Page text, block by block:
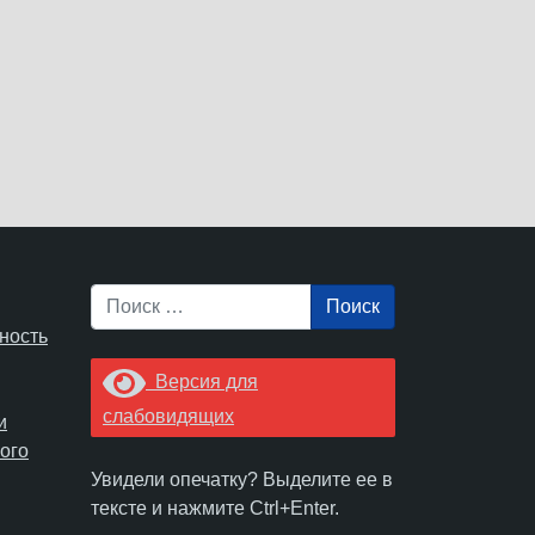
Поиск
Версия для
слабовидящих
Увидели опечатку? Выделите ее в
тексте и нажмите Ctrl+Enter.